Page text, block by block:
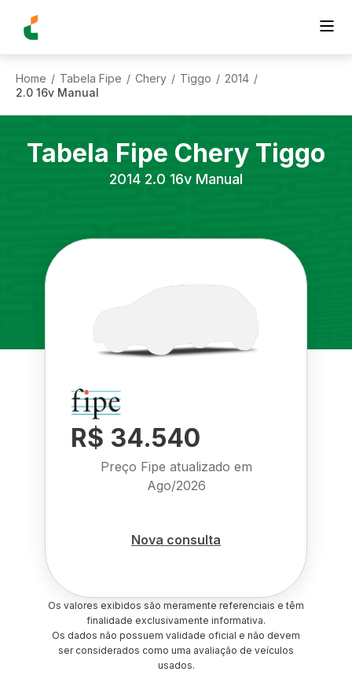
Home / Tabela Fipe / Chery / Tiggo / 2014 /
2.0 16v Manual
Tabela Fipe Chery Tiggo
2014 2.0 16v Manual
R$ 34.540
Preço Fipe atualizado em
Ago/2026
Nova consulta
Os valores exibidos são meramente referenciais e têm
finalidade exclusivamente informativa.
Os dados não possuem validade oficial e não devem
ser considerados como uma avaliação de veículos
usados.